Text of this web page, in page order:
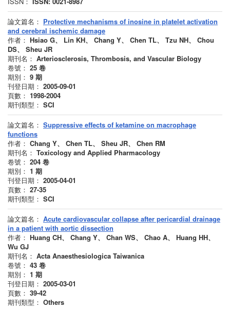
論文篇名： Protective mechanisms of inosine in platelet activation
and cerebral ischemic damage
作者： Hsiao G、 Lin KH、 Chang Y、 Chen TL、 Tzu NH、 Chou
DS、 Sheu JR
期刊名： Arteriosclerosis, Thrombosis, and Vascular Biology
卷號： 25 卷
期別： 9 期
刊登日期： 2005-09-01
頁數： 1998-2004
期刊類型： SCI
論文篇名： Suppressive effects of ketamine on macrophage
functions
作者： Chang Y、 Chen TL、 Sheu JR、 Chen RM
期刊名： Toxicology and Applied Pharmacology
卷號： 204 卷
期別： 1 期
刊登日期： 2005-04-01
頁數： 27-35
期刊類型： SCI
論文篇名： Acute cardiovascular collapse after pericardial drainage
in a patient with aortic dissection
作者： Huang CH、 Chang Y、 Chan WS、 Chao A、 Huang HH、
Wu GJ
期刊名： Acta Anaesthesiologica Taiwanica
卷號： 43 卷
期別： 1 期
刊登日期： 2005-03-01
頁數： 39-42
期刊類型： Others